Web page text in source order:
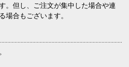
。但し、ご注文が集中した場合や連
場合もございます。